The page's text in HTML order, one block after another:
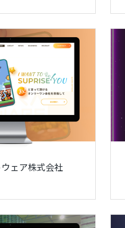
ェア株式会社